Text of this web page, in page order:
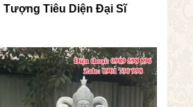
Tượng Tiêu Diện Đại Sĩ